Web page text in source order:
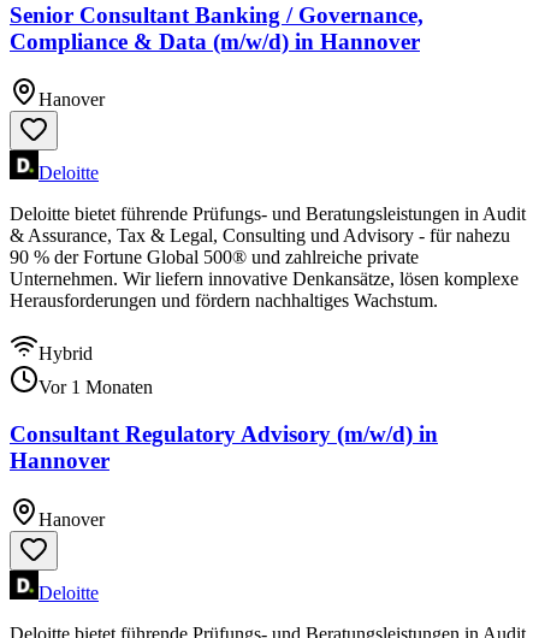
Senior Consultant Banking / Governance,
Compliance & Data (m/w/d) in Hannover
Hanover
Deloitte
Deloitte bietet führende Prüfungs- und Beratungsleistungen in Audit
& Assurance, Tax & Legal, Consulting und Advisory - für nahezu
90 % der Fortune Global 500® und zahlreiche private
Unternehmen. Wir liefern innovative Denkansätze, lösen komplexe
Herausforderungen und fördern nachhaltiges Wachstum.
Hybrid
Vor 1 Monaten
Consultant Regulatory Advisory (m/w/d) in
Hannover
Hanover
Deloitte
Deloitte bietet führende Prüfungs- und Beratungsleistungen in Audit